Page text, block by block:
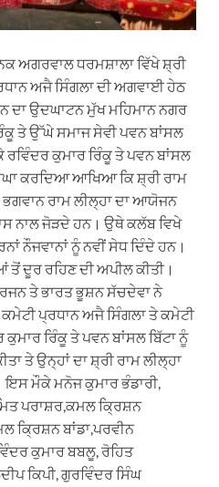
ਅਗਰਵਾਲ ਧਰਮਸ਼ਾਲਾ ਵਿੱਖੇ ਸ਼੍ਰੀ
ਅਜੈ ਸਿੰਗਲਾ ਦੀ ਅਗਵਾਈ ਹੇਠ
ਦਾ ਉਦਘਾਟਨ ਮੁੱਖ ਮਹਿਮਾਨ ਨਗਰ
ਤੇ ਉੱਘੇ ਸਮਾਜ ਸੇਵੀ ਪਵਨ ਬਾਂਸਲ
ਕੁਮਾਰ ਰਿੰਕੂ ਤੇ ਪਵਨ ਬਾਂਸਲ
ਕਰਦਿਆ ਆਖਿਆ ਕਿ ਸ਼੍ਰੀ ਰਾਮ
ਰਾਮ ਲੀਲ੍ਹਾ ਦਾ ਆਯੋਜਨ
ਨਾਲ ਜੋੜਦੇ ਹਨ। ਉਥੇ ਕਲੱਬ ਵਿਖੇ
ਨੌਜਵਾਨਾਂ ਨੂੰ ਨਵੀਂ ਸੇਧ ਦਿੰਦੇ ਹਨ।
ਦੂਰ ਰਹਿਣ ਦੀ ਅਪੀਲ ਕੀਤੀ।
ਤੇ ਭਾਰਤ ਭੂਸ਼ਨ ਸੱਚਦੇਵਾ ਨੇ
ਪ੍ਰਧਾਨ ਅਜੈ ਸਿੰਗਲਾ ਤੇ ਕਮੇਟੀ
ਰਿੰਕੂ ਤੇ ਪਵਨ ਬਾਂਸਲ ਬਿੱਟਾ ਨੂੰ
ਤੇ ਉਨ੍ਹਾਂ ਦਾ ਸ਼੍ਰੀ ਰਾਮ ਲੀਲ੍ਹਾ
ਇਸ ਮੌਕੇ ਮਨੋਜ ਕੁਮਾਰ ਭੰਡਾਰੀ,
ਪਰਾਸ਼ਰ,ਕਮਲ ਕ੍ਰਿਸ਼ਨ
ਕ੍ਰਿਸ਼ਨ ਬਾਂਡਾ,ਪਰਵੀਨ
ਕੁਮਾਰ ਬਬਲੂ, ਰੋਹਿਤ
ਕਿਪੀ, ਗੁਰਵਿੰਦਰ ਸਿੰਘ